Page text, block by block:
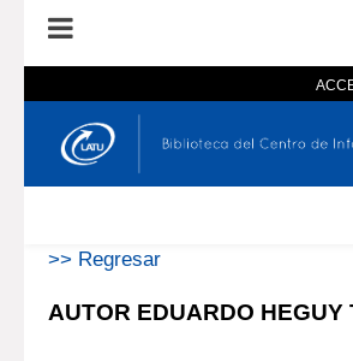
En el catálogo
>> Regresar
AUTOR EDUARDO HEGUY